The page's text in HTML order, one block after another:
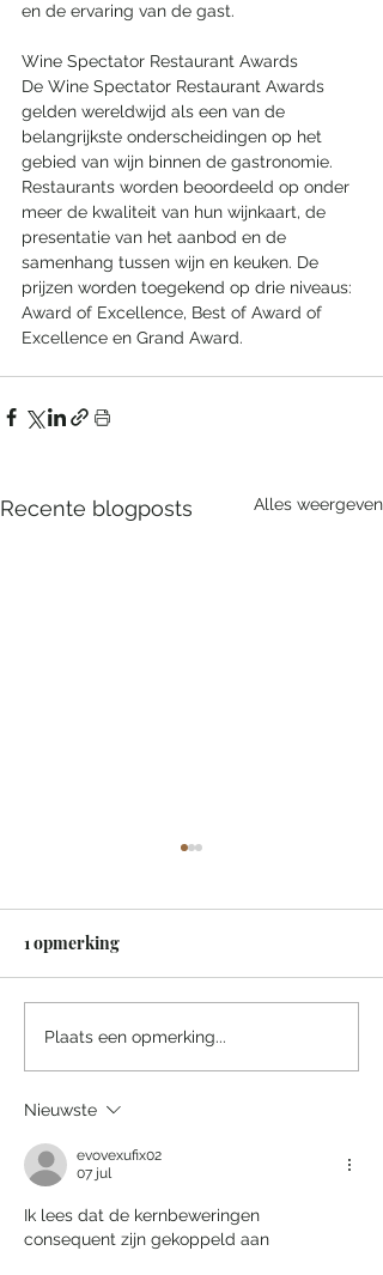
en de ervaring van de gast.
Wine Spectator Restaurant Awards
De Wine Spectator Restaurant Awards
gelden wereldwijd als een van de
belangrijkste onderscheidingen op het
gebied van wijn binnen de gastronomie.
Restaurants worden beoordeeld op onder
meer de kwaliteit van hun wijnkaart, de
presentatie van het aanbod en de
samenhang tussen wijn en keuken. De
prijzen worden toegekend op drie niveaus:
Award of Excellence, Best of Award of
Excellence en Grand Award.
Recente blogposts Alles weergeven
Een sprookjesachtige
nacht in het Efteling
Grand Hotel
1 opmerking
Plaats een opmerking...
Nieuwste
evovexufix02
07 jul
Ik lees dat de kernbeweringen
consequent zijn gekoppeld aan